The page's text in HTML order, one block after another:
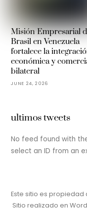
Misión Empresarial
Brasil en Venezuela
fortalece la
económica y
bilateral
JUNE 24, 2026
ultimos tweets
No feed found with
select an ID from an
Este sitio es
Sitio realizado en